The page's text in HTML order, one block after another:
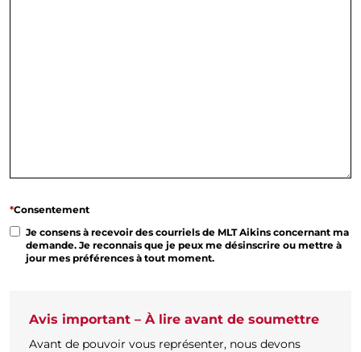
Consentement
*
Je consens à recevoir des courriels de MLT Aikins concernant ma
demande. Je reconnais que je peux me désinscrire ou mettre à
jour mes préférences à tout moment.
Avis important – À lire avant de soumettre
Avant de pouvoir vous représenter, nous devons